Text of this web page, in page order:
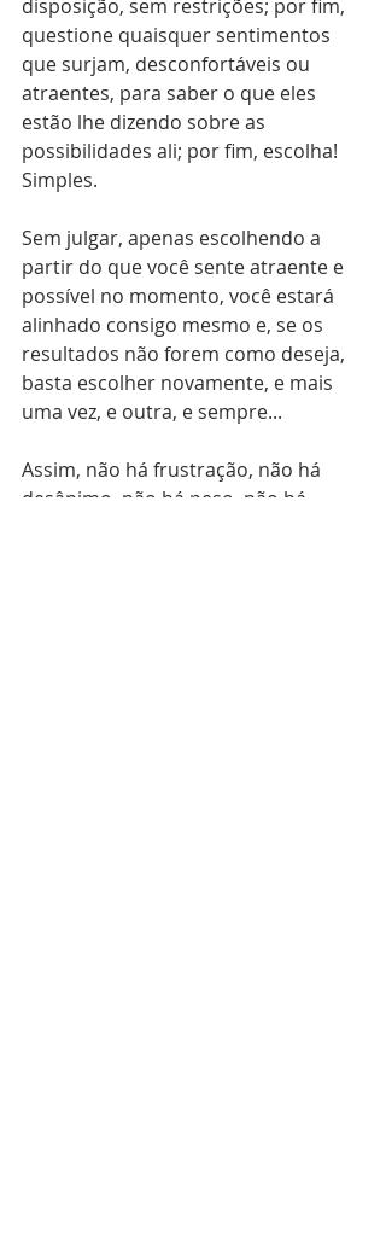
disposição, sem restrições; por fim,
questione quaisquer sentimentos
que surjam, desconfortáveis ou
atraentes, para saber o que eles
estão lhe dizendo sobre as
possibilidades ali; por fim, escolha!
Simples.
Sem julgar, apenas escolhendo a
partir do que você sente atraente e
possível no momento, você estará
alinhado consigo mesmo e, se os
resultados não forem como deseja,
basta escolher novamente, e mais
uma vez, e outra, e sempre...
Assim, não há frustração, não há
desânimo, não há peso, não há